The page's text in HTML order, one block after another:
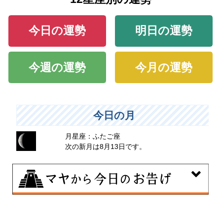
今日の運勢 明日の運勢
今週の運勢 今月の運勢
今日の月
月星座：ふたご座
次の新月は8月13日です。